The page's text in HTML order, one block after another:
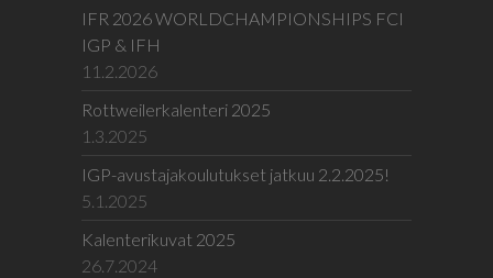
IFR 2026 WORLDCHAMPIONSHIPS FCI
IGP & IFH
11.2.2026
Rottweilerkalenteri 2025
1.3.2025
IGP-avustajakoulutukset jatkuu 2.2.2025!
5.1.2025
Kalenterikuvat 2025
26.7.2024